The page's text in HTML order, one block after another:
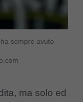
sempre avuto
ma solo ed